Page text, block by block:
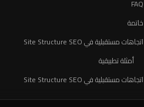
FAQ
خاتمة
اتجاهات مستقبلية في Site Structure SEO
أمثلة تطبيقية
اتجاهات مستقبلية في Site Structure SEO